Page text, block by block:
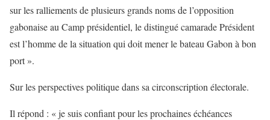
sur les ralliements de plusieurs grands noms de l’opposition
gabonaise au Camp présidentiel, le distingué camarade Président
est l’homme de la situation qui doit mener le bateau Gabon à bon
port ».
Sur les perspectives politique dans sa circonscription électorale.
Il répond : « je suis confiant pour les prochaines échéances